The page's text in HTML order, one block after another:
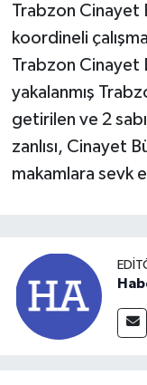
Trabzon Cinayet
koordineli
Trabzon Cinayet
yakalanmış
getirilen ve 2
zanlısı, Cinayet
makamlara sevk